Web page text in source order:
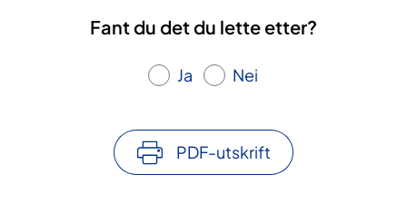
Fant du det du lette etter?
Ja Nei
PDF-utskrift